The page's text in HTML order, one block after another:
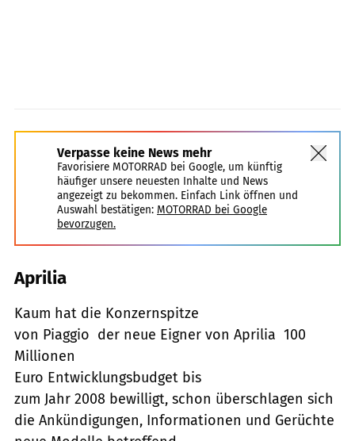
Verpasse keine News mehr
Favorisiere MOTORRAD bei Google, um künftig
häufiger unsere neuesten Inhalte und News
angezeigt zu bekommen. Einfach Link öffnen und
Auswahl bestätigen: MOTORRAD bei Google
bevorzugen.
Aprilia
Kaum hat die Konzernspitze
von Piaggio  der neue Eigner von Aprilia  100
Millionen
Euro Entwicklungsbudget bis
zum Jahr 2008 bewilligt, schon überschlagen sich
die Ankündigungen, Informationen und Gerüchte